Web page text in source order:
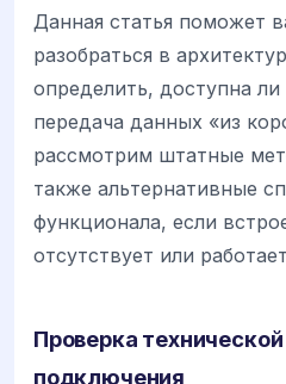
Данная статья поможет
разобраться в
определить, доступна
передача данных «из
рассмотрим штатные
также альтернативные
функционала, если
отсутствует или
Проверка
подключения